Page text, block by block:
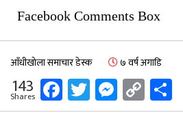
Facebook Comments Box
आँधीखोला समाचार डेस्क ७ वर्ष अगाडि
143
Shares Facebook
TwitterCopy
Link